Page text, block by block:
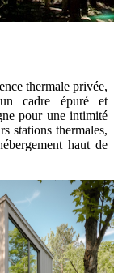
thermale privée,
cadre épuré et
pour une intimité
stations thermales,
haut de